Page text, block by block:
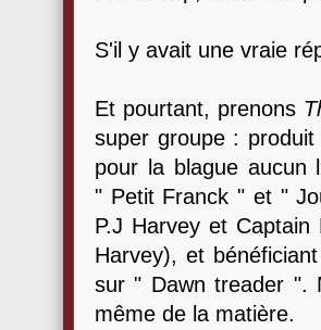
S'il y avait une vraie
Et pourtant, prenons
super groupe :
pour la blague aucun
" Petit Franck " et "
P.J Harvey et
Harvey), et
sur " Dawn treader ".
même de la matière.